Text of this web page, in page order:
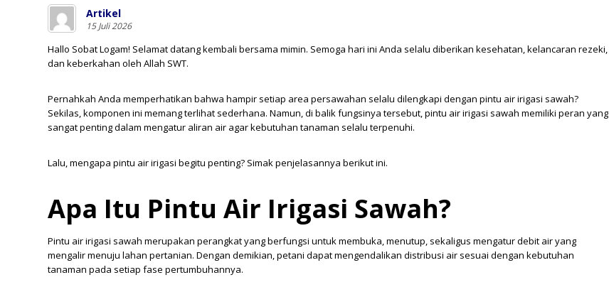
Artikel
15 Juli 2026
Hallo Sobat Logam! Selamat datang kembali bersama mimin. Semoga hari ini Anda selalu diberikan kesehatan, kelancaran rezeki,
dan keberkahan oleh Allah SWT.
Pernahkah Anda memperhatikan bahwa hampir setiap area persawahan selalu dilengkapi dengan pintu air irigasi sawah?
Sekilas, komponen ini memang terlihat sederhana. Namun, di balik fungsinya tersebut, pintu air irigasi sawah memiliki peran yang
sangat penting dalam mengatur aliran air agar kebutuhan tanaman selalu terpenuhi.
Lalu, mengapa pintu air irigasi begitu penting? Simak penjelasannya berikut ini.
Apa Itu Pintu Air Irigasi Sawah?
Pintu air irigasi sawah merupakan perangkat yang berfungsi untuk membuka, menutup, sekaligus mengatur debit air yang
mengalir menuju lahan pertanian. Dengan demikian, petani dapat mengendalikan distribusi air sesuai dengan kebutuhan
tanaman pada setiap fase pertumbuhannya.